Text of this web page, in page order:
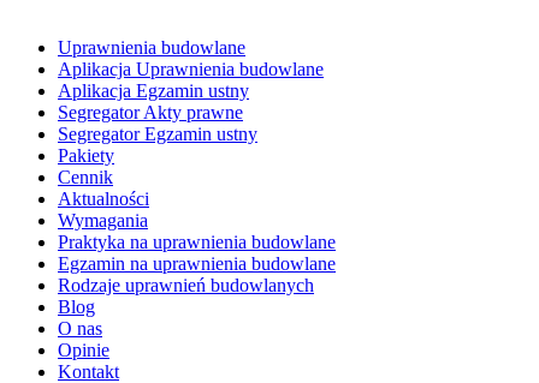
Uprawnienia budowlane
Aplikacja Uprawnienia budowlane
Aplikacja Egzamin ustny
Segregator Akty prawne
Segregator Egzamin ustny
Pakiety
Cennik
Aktualności
Wymagania
Praktyka na uprawnienia budowlane
Egzamin na uprawnienia budowlane
Rodzaje uprawnień budowlanych
Blog
O nas
Opinie
Kontakt